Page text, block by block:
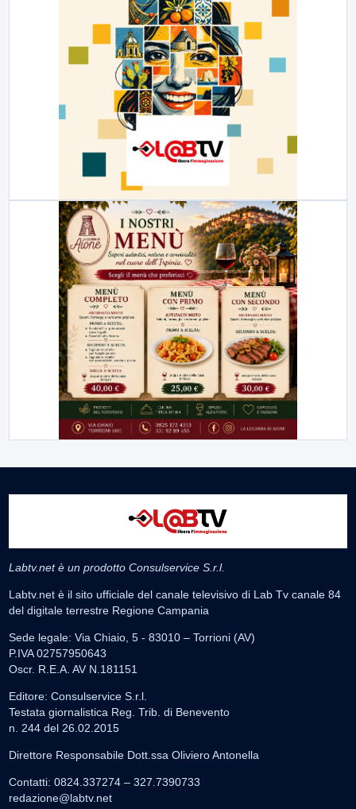
Labtv.net è un prodotto Consulservice S.r.l.
Labtv.net è il sito ufficiale del canale televisivo di Lab Tv canale 84
del digitale terrestre Regione Campania
Sede legale: Via Chiaio, 5 - 83010 – Torrioni (AV)
P.IVA 02757950643
Oscr. R.E.A. AV N.181151
Editore: Consulservice S.r.l.
Testata giornalistica Reg. Trib. di Benevento
n. 244 del 26.02.2015
Direttore Responsabile Dott.ssa Oliviero Antonella
Contatti: 0824.337274 – 327.7390733
redazione@labtv.net